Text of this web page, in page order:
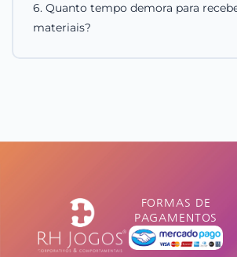
6. Quanto tempo demora para
materiais?
FORMAS DE
PAGAMENTOS